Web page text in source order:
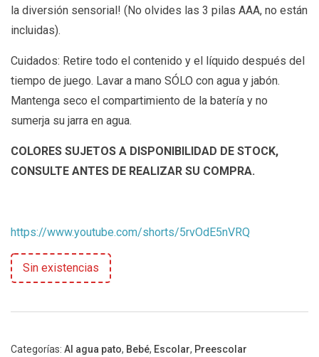
la diversión sensorial! (No olvides las 3 pilas AAA, no están
incluidas).
Cuidados: Retire todo el contenido y el líquido después del
tiempo de juego. Lavar a mano SÓLO con agua y jabón.
Mantenga seco el compartimiento de la batería y no
sumerja su jarra en agua.
COLORES SUJETOS A DISPONIBILIDAD DE STOCK,
CONSULTE ANTES DE REALIZAR SU COMPRA.
https://www.youtube.com/shorts/5rvOdE5nVRQ
Sin existencias
Categorías: Al agua pato, Bebé, Escolar, Preescolar